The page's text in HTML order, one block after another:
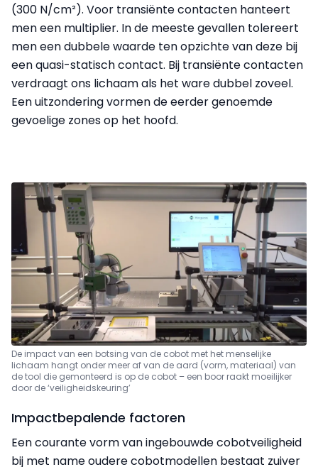
(300 N/cm²). Voor transiënte contacten hanteert
men een multiplier. In de meeste gevallen tolereert
men een dubbele waarde ten opzichte van deze bij
een quasi-statisch contact. Bij transiënte contacten
verdraagt ons lichaam als het ware dubbel zoveel.
Een uitzondering vormen de eerder genoemde
gevoelige zones op het hoofd.
De impact van een botsing van de cobot met het menselijke
lichaam hangt onder meer af van de aard (vorm, materiaal) van
de tool die gemonteerd is op de cobot – een boor raakt moeilijker
door de ‘veiligheidskeuring’
Impactbepalende factoren
Een courante vorm van ingebouwde cobotveiligheid
bij met name oudere cobotmodellen bestaat zuiver